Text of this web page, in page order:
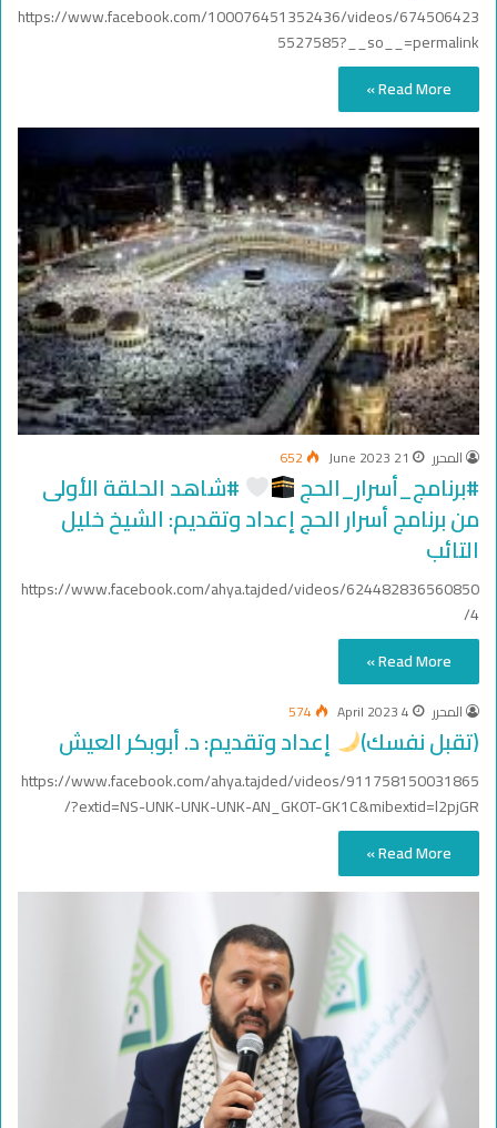
https://www.facebook.com/100076451352436/videos/674506423
5527585?__so__=permalink
Read More »
المحرر 21 June 2023
652
#برنامج_أسرار_الحج #شاهد الحلقة الأولى
من برنامج أسرار الحج إعداد وتقديم: الشيخ خليل
التائب
https://www.facebook.com/ahya.tajded/videos/624482836560850
4/
Read More »
المحرر 4 April 2023
574
(تقبل نفسك) إعداد وتقديم: د. أبوبكر العيش
https://www.facebook.com/ahya.tajded/videos/911758150031865
/?extid=NS-UNK-UNK-UNK-AN_GK0T-GK1C&mibextid=l2pjGR
Read More »